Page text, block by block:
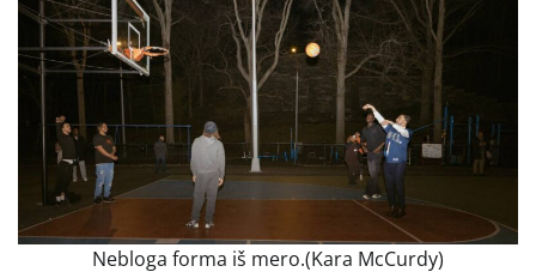
Nebloga forma iš mero.(Kara McCurdy)